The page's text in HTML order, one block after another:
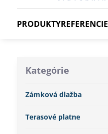
PRODUKTYREFERENCIE
Kategórie
Zámková dlažba
Terasové platne